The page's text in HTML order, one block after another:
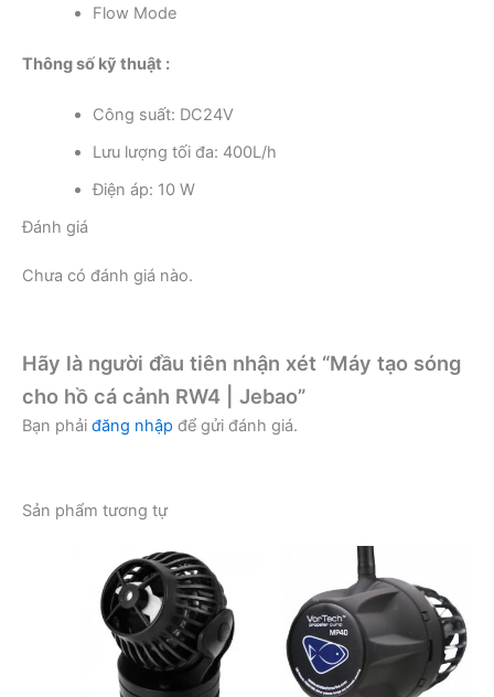
Flow Mode
Thông số kỹ thuật :
Công suất: DC24V
Lưu lượng tối đa: 400L/h
Điện áp: 10 W
Đánh giá
Chưa có đánh giá nào.
Hãy là người đầu tiên nhận xét “Máy tạo sóng
cho hồ cá cảnh RW4 | Jebao”
Bạn phải đăng nhập để gửi đánh giá.
Sản phẩm tương tự